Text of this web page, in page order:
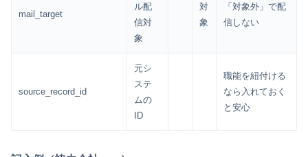
mail_target
ル配
信対
象
対
象
「対象外」で配
信しない
source_record_id
元シ
ステ
ムの
ID
職能を紐付ける
なら入れておく
と安心